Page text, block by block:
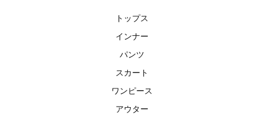
トップス
インナー
パンツ
スカート
ワンピース
アウター